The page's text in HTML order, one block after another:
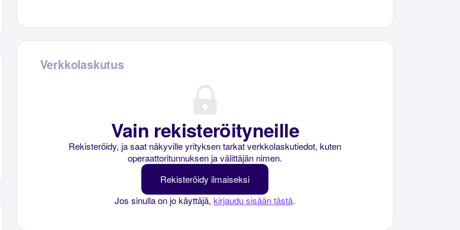
Verkkolaskutus
Vain rekisteröityneille
Rekisteröidy, ja saat näkyville yrityksen tarkat verkkolaskutiedot, kuten
operaattoritunnuksen ja välittäjän nimen.
Rekisteröidy ilmaiseksi
Jos sinulla on jo käyttäjä,kirjaudu sisään tästä.